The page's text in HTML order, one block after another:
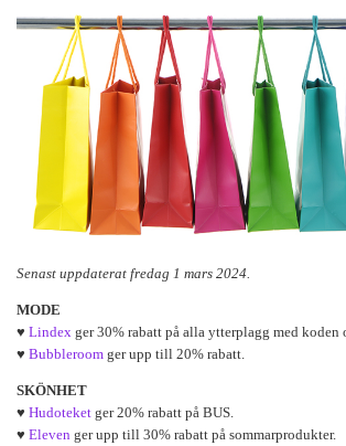
Senast uppdaterat fredag 1 mars 2024.
MODE
♥ Lindex ger 30% rabatt på alla ytterplagg med koden
♥ Bubbleroom ger upp till 20% rabatt.
SKÖNHET
♥ Hudoteket ger 20% rabatt på BUS.
♥ Eleven ger upp till 30% rabatt på sommarprodukter.